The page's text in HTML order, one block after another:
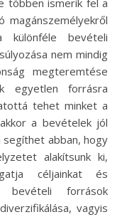
magánszemélyekről
különféle bevételi
nem mindig
megteremtése
egyetlen forrásra
tehet minket a
a bevételek jól
abban, hogy
alakítsunk ki,
céljainkat és
források
vagyis